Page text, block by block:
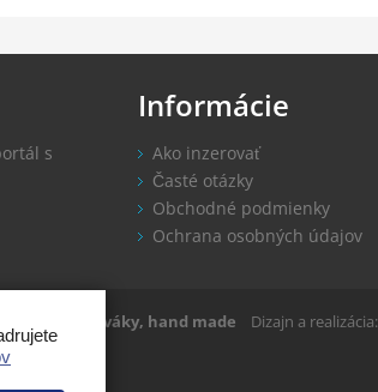
s
Informácie
Ako inzerovať
Časté otázky
Obchodné podmienky
Ochrana osobných údajov
zlepšováky, hand made Dizajn a realizácia: